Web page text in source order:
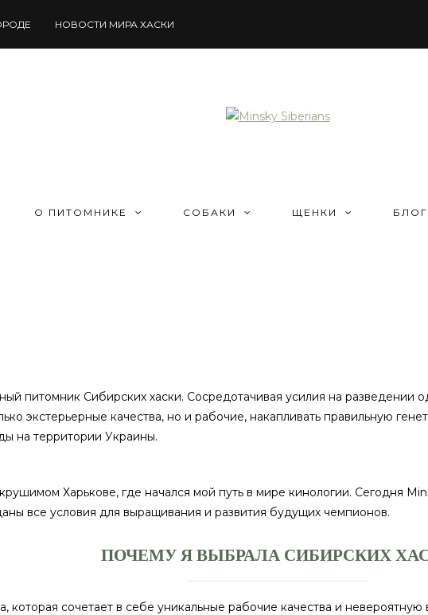
НОВОСТИ МИРА ХАСКИ
О ПИТОМНИКЕ СОБАКИ ЩЕНКИ БЛОГ
питомник Сибирских хаски. Сосредотачивая усилия на разведении
экстерьерные качества, но и рабочие, накапливать правильную
на территории Украины.
Харькове, где начался мой путь в мире кинологии. Сегодня
все условия для выращивания и развития будущих чемпионов.
ПОЧЕМУ Я ВЫБРАЛА СИБИРСКИХ
которая сочетает в себе уникальные рабочие качества и